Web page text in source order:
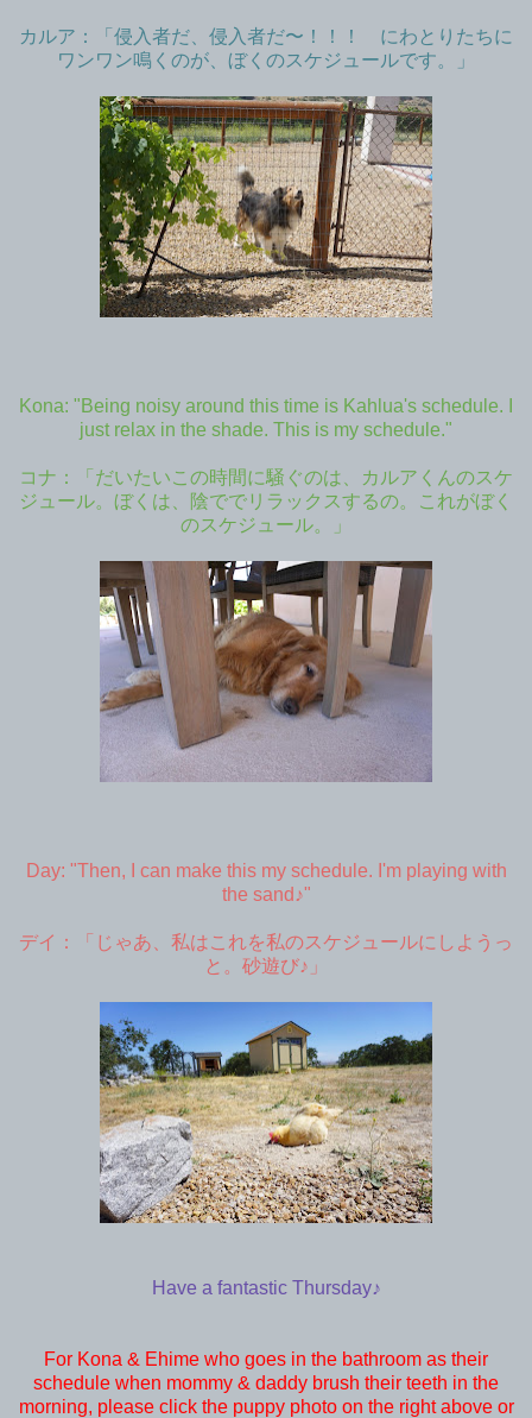
カルア：「侵入者だ、侵入者だ〜！！！ にわとりたちに
ワンワン鳴くのが、ぼくのスケジュールです。」
Kona: "Being noisy around this time is Kahlua's schedule. I
just relax in the shade. This is my schedule."
コナ：「だいたいこの時間に騒ぐのは、カルアくんのスケ
ジュール。ぼくは、陰ででリラックスするの。これがぼく
のスケジュール。」
Day: "Then, I can make this my schedule. I'm playing with
the sand♪"
デイ：「じゃあ、私はこれを私のスケジュールにしようっ
と。砂遊び♪」
Have a fantastic Thursday♪
For Kona & Ehime who goes in the bathroom as their
schedule when mommy & daddy brush their teeth in the
morning, please click the puppy photo on the right above or